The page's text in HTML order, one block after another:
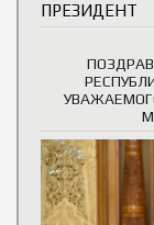
ПРЕЗИДЕНТ